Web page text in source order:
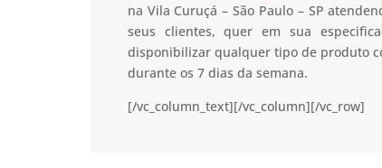
na Vila Curuçá – São Paulo – SP
seus clientes, quer em sua
disponibilizar qualquer tipo de produto
durante os 7 dias da semana.
[/vc_column_text][/vc_column][/vc_row]